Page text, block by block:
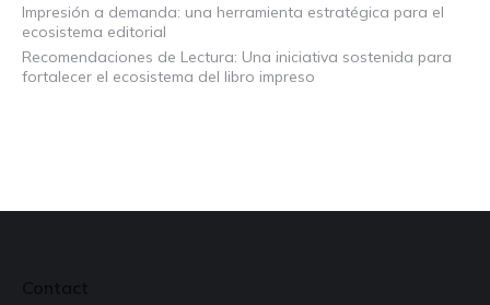
Impresión a demanda: una herramienta estratégica para el
ecosistema editorial
Recomendaciones de Lectura: Una iniciativa sostenida para
fortalecer el ecosistema del libro impreso